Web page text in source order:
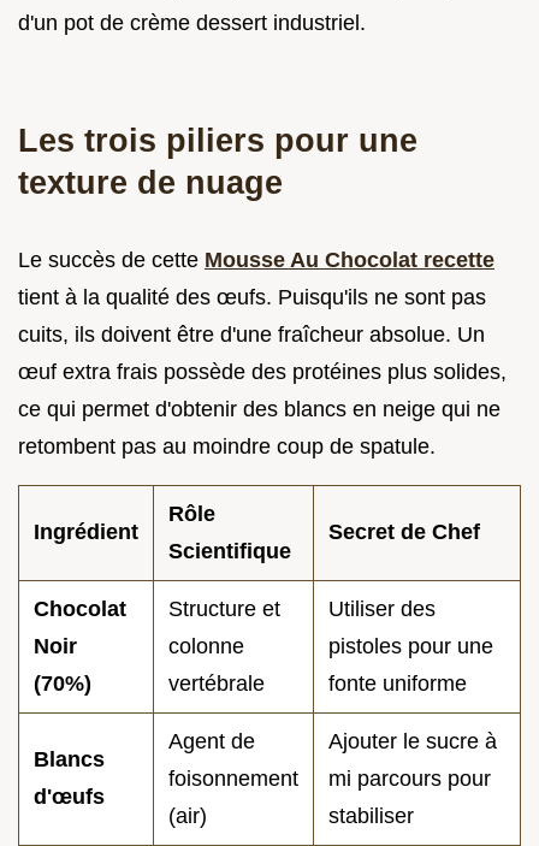
d'un pot de crème dessert industriel.
Les trois piliers pour une
texture de nuage
Le succès de cette Mousse Au Chocolat recette
tient à la qualité des œufs. Puisqu'ils ne sont pas
cuits, ils doivent être d'une fraîcheur absolue. Un
œuf extra frais possède des protéines plus solides,
ce qui permet d'obtenir des blancs en neige qui ne
retombent pas au moindre coup de spatule.
Ingrédient
Rôle
Scientifique
Secret de Chef
Chocolat
Noir
(70%)
Structure et
colonne
vertébrale
Utiliser des
pistoles pour une
fonte uniforme
Blancs
d'œufs
Agent de
foisonnement
(air)
Ajouter le sucre à
mi parcours pour
stabiliser